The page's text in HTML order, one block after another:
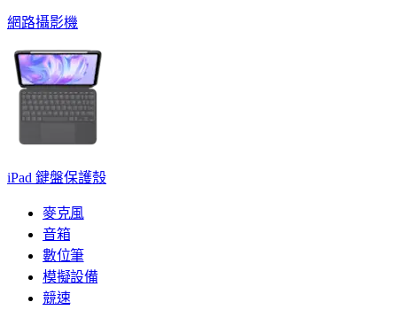
網路攝影機
iPad 鍵盤保護殼
麥克風
音箱
數位筆
模擬設備
競速